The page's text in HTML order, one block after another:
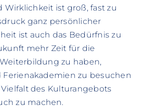
Wirklichkeit ist groß, fast zu
ganz persönlicher
ist auch das Bedürfnis zu
mehr Zeit für die
zu haben,
Ferienakademien zu besuchen
des Kulturangebots
zu machen.